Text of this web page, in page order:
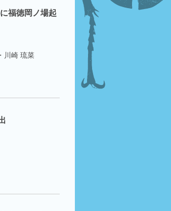
福徳岡ノ場起
川崎 琉菜